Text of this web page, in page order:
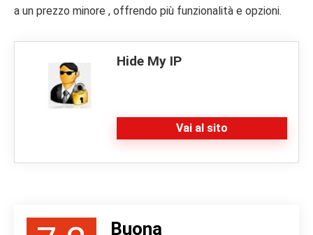
a un prezzo minore , offrendo più funzionalità e opzioni.
Hide My IP
Vai al sito
Buona